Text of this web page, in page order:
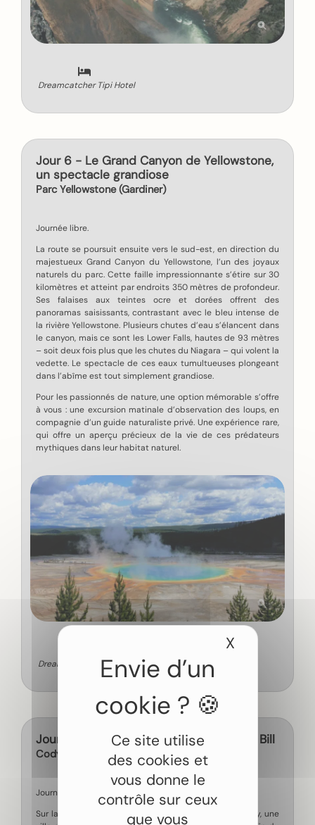
Ce site utilise
des cookies et
vous donne le
contrôle sur ceux
que vous
X
Dreamcatcher Tipi Hotel
Jour 6 - Le Grand Canyon de Yellowstone,
un spectacle grandiose
Parc Yellowstone (Gardiner)
Journée libre.
La route se poursuit ensuite vers le sud-est, en direction du
majestueux Grand Canyon du Yellowstone, l’un des joyaux
naturels du parc. Cette faille impressionnante s’étire sur 30
kilomètres et atteint par endroits 350 mètres de profondeur.
Ses falaises aux teintes ocre et dorées offrent des
panoramas saisissants, contrastant avec le bleu intense de
la rivière Yellowstone. Plusieurs chutes d’eau s’élancent dans
le canyon, mais ce sont les Lower Falls, hautes de 93 mètres
– soit deux fois plus que les chutes du Niagara – qui volent la
vedette. Le spectacle de ces eaux tumultueuses plongeant
dans l’abîme est tout simplement grandiose.
Pour les passionnés de nature, une option mémorable s’offre
à vous : une excursion matinale d’observation des loups, en
compagnie d’un guide naturaliste privé. Une expérience rare,
qui offre un aperçu précieux de la vie de ces prédateurs
mythiques dans leur habitat naturel.
Dreamcatcher Tipi Hotel
Jour 7 - Cody, sur les traces de Buffalo Bill
Cody
Journée libre.
Sur la route, l’horizon s’élargit et l’on approche de Cody, une